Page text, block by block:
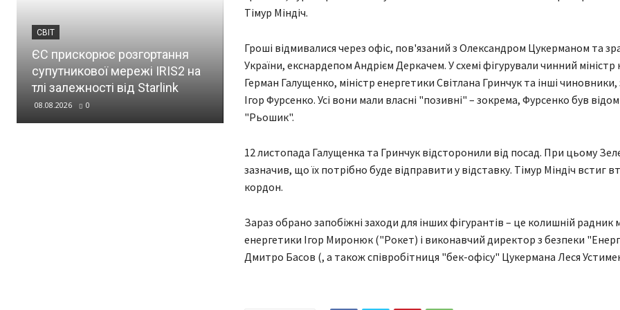
СВІТ
ЄС прискорює розгортання
супутникової мережі IRIS2 на
тлі залежності від Starlink
08.08.2026 0
У Болгарії вибухнув дрон біля
газопроводу за 100 метрів від
кордону з Румунією
08.08.2026 0
подякували Сенату США за
ухвалення “пекельних
санкцій”
08.08.2026 0
Тімур Міндіч.
Гроші відмивалися через офіс, пов'язаний з Олександром Цукерманом та
України, екснардепом Андрієм Деркачем. У схемі фігурували чинний міністр
Герман Галущенко, міністр енергетики Світлана Гринчук та інші
Ігор Фурсенко. Усі вони мали власні "позивні" – зокрема, Фурсенко був
"Рьошик".
12 листопада Галущенка та Гринчук відсторонили від посад. При цьому
зазначив, що їх потрібно буде відправити у відставку. Тімур Міндіч встиг
кордон.
Зараз обрано запобіжні заходи для інших фігурантів – це колишній радник
енергетики Ігор Миронюк ("Рокет) і виконавчий директор з безпеки
Дмитро Басов (, а також співробітниця "бек-офісу" Цукермана Леся